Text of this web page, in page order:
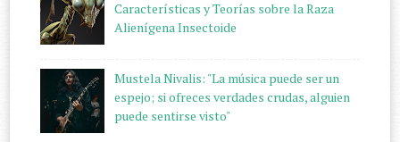
Características y Teorías sobre la Raza
Alienígena Insectoide
Mustela Nivalis: "La música puede ser un
espejo; si ofreces verdades crudas, alguien
puede sentirse visto"